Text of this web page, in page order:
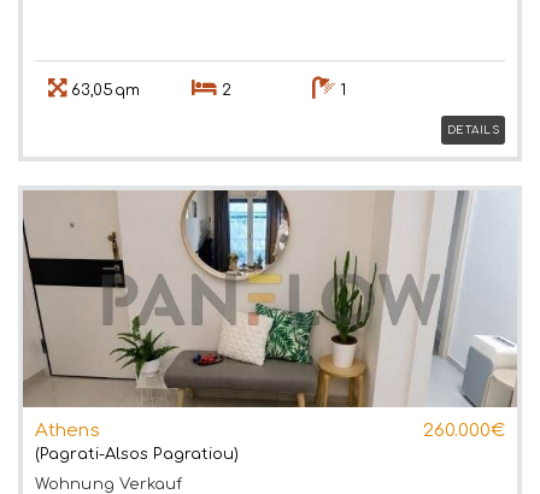
63,05qm 2 1
DETAILS
Athens 260.000€
(Pagrati-Alsos Pagratiou)
Wohnung Verkauf